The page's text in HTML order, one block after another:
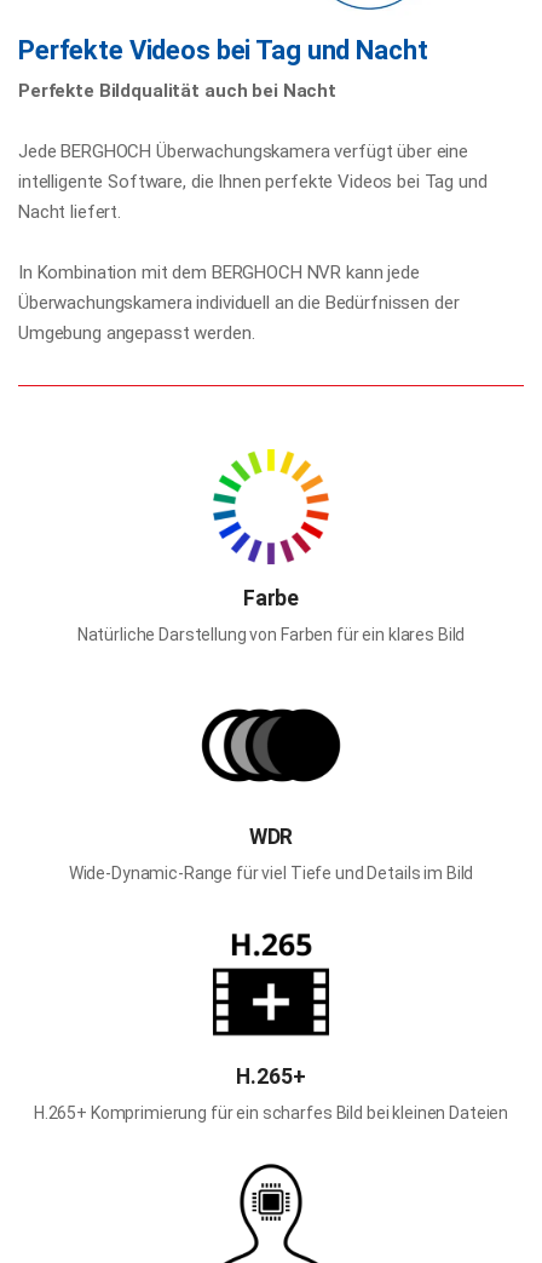
Perfekte Videos bei Tag und Nacht
Perfekte Bildqualität auch bei Nacht
Jede BERGHOCH Überwachungskamera verfügt über eine
intelligente Software, die Ihnen perfekte Videos bei Tag und
Nacht liefert.
In Kombination mit dem BERGHOCH NVR kann jede
Überwachungskamera individuell an die Bedürfnissen der
Umgebung angepasst werden.
Farbe
Natürliche Darstellung von Farben für ein klares Bild
WDR
Wide-Dynamic-Range für viel Tiefe und Details im Bild
H.265+
H.265+ Komprimierung für ein scharfes Bild bei kleinen Dateien